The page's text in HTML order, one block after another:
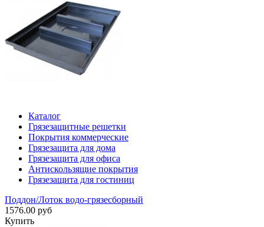
Каталог
Грязезащитные решетки
Покрытия коммерческие
Грязезащита для дома
Грязезащита для офиса
Антискользящие покрытия
Грязезащита для гостиниц
Поддон/Лоток водо-грязесборный
1576.00 руб
Купить